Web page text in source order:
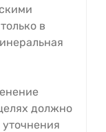
в
должно